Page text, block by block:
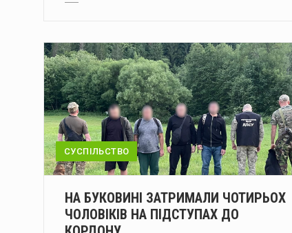
СУСПІЛЬСТВО
НА БУКОВИНІ ЗАТРИМАЛИ ЧОТИРЬОХ
ЧОЛОВІКІВ НА ПІДСТУПАХ ДО